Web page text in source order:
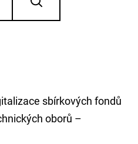
sbírkových fondů
oborů –